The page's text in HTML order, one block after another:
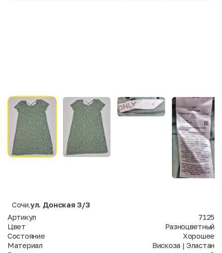
Сочи,ул. Донская 3/3
Артикул
7125
Цвет
Разноцветный
Состояние
Хорошее
Материал
Вискоза | Эластан